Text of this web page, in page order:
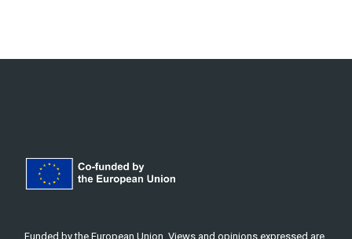
Funded by the European Union. Views and opinions expressed are